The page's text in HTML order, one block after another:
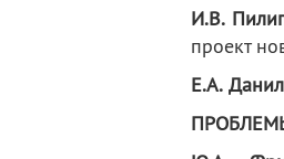
И.В.
проект
Е.А.